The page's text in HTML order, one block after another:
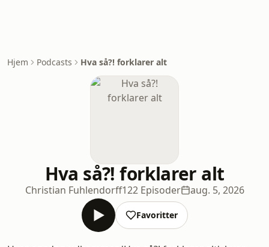
Hjem Podcasts Hva så?! forklarer alt
Hva så?! forklarer alt
Christian Fuhlendorff122 Episoder aug. 5, 2026
Favoritter